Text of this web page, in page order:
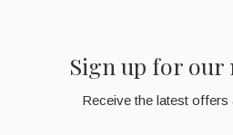
Sign up for our
Receive the latest